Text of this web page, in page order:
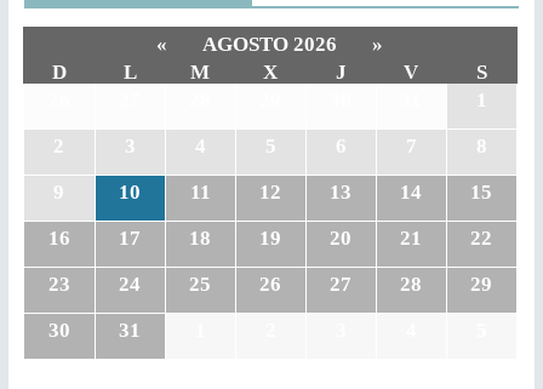
« AGOSTO 2026
»
D
L M X J V
S
1
2
3 4 5 6 7
8
9
10 11 12 13 14
15
16
17 18 19 20 21
22
23
24 25 26 27 28
29
30
31